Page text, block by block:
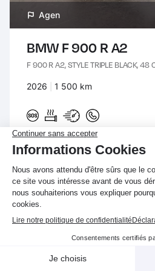
Affiner
Agen
BMW F 900 R A2
F 900 R A2, STYLE TRIPLE BLACK, 48
Années :
2026 Kilomètres :
1 500 km
Prix :
10 690 €TTC
VOIR CE VÉHICULE